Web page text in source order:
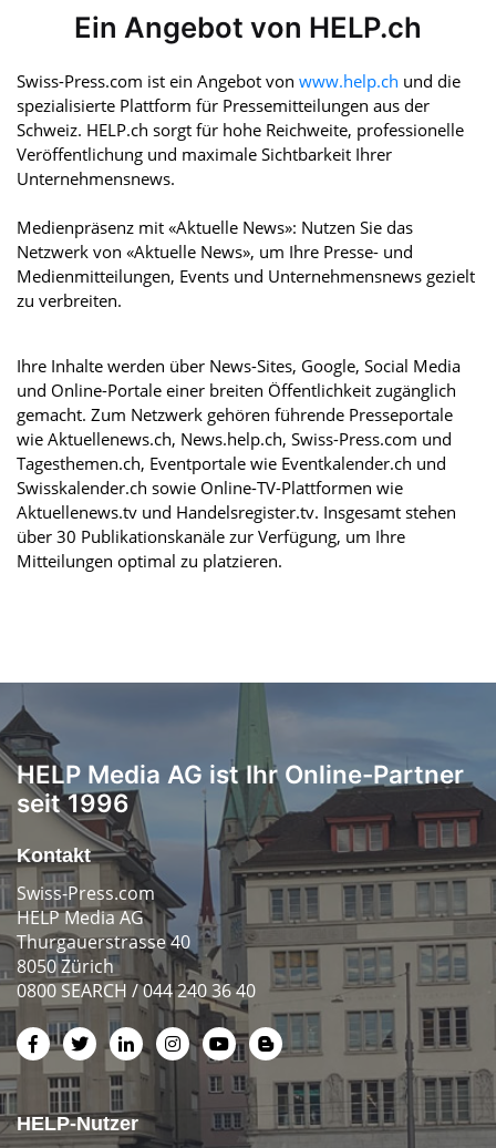
Ein Angebot von HELP.ch
Swiss-Press.com ist ein Angebot von www.help.ch und die
spezialisierte Plattform für Pressemitteilungen aus der
Schweiz. HELP.ch sorgt für hohe Reichweite, professionelle
Veröffentlichung und maximale Sichtbarkeit Ihrer
Unternehmensnews.
Medienpräsenz mit «Aktuelle News»: Nutzen Sie das
Netzwerk von «Aktuelle News», um Ihre Presse- und
Medienmitteilungen, Events und Unternehmensnews gezielt
zu verbreiten.
Ihre Inhalte werden über News-Sites, Google, Social Media
und Online-Portale einer breiten Öffentlichkeit zugänglich
gemacht. Zum Netzwerk gehören führende Presseportale
wie Aktuellenews.ch, News.help.ch, Swiss-Press.com und
Tagesthemen.ch, Eventportale wie Eventkalender.ch und
Swisskalender.ch sowie Online-TV-Plattformen wie
Aktuellenews.tv und Handelsregister.tv. Insgesamt stehen
über 30 Publikationskanäle zur Verfügung, um Ihre
Mitteilungen optimal zu platzieren.
HELP Media AG ist Ihr Online-Partner
seit 1996
Kontakt
Swiss-Press.com
HELP Media AG
Thurgauerstrasse 40
8050 Zürich
0800 SEARCH / 044 240 36 40
HELP-Nutzer